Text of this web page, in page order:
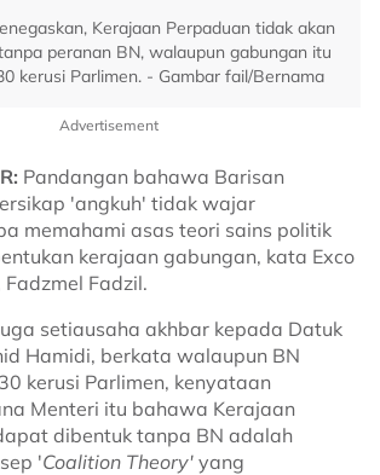
Kerajaan Perpaduan tidak akan
peranan BN, walaupun gabungan itu
kerusi Parlimen. - Gambar fail/Bernama
Advertisement
Pandangan bahawa Barisan
'angkuh' tidak wajar
memahami asas teori sains politik
kerajaan gabungan, kata Exco
Fadzmel Fadzil.
setiausaha akhbar kepada Datuk
Hamidi, berkata walaupun BN
kerusi Parlimen, kenyataan
Menteri itu bahawa Kerajaan
dibentuk tanpa BN adalah
'Coalition Theory' yang